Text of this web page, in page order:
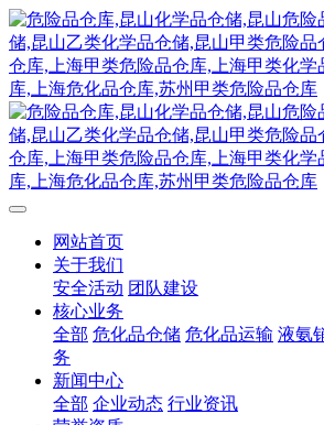
网站首页
关于我们
安全活动 团队建设
核心业务
全部 危化品仓储 危化品运输 液氨
务
新闻中心
全部 企业动态 行业资讯